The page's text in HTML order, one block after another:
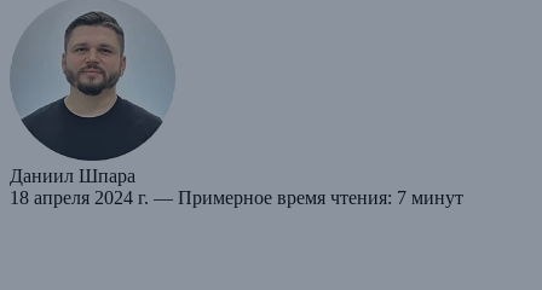
Даниил Шпара
18 апреля 2024 г. — Примерное время чтения: 7 минут